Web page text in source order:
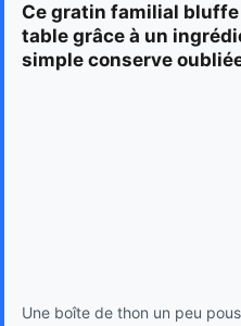
Ce gratin familial
table grâce à un
simple conserve
Une boîte de thon un peu